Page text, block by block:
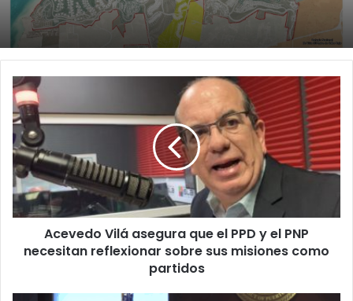
Acevedo
Vilá
asegura
que
el
PPD
y
el
PNP
necesitan
reflexionar
Acevedo Vilá asegura que el PPD y el PNP
necesitan reflexionar sobre sus misiones como
partidos